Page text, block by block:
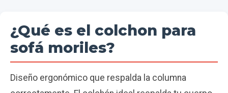
¿Qué es el colchon para
sofá moriles?
Diseño ergonómico que respalda la columna